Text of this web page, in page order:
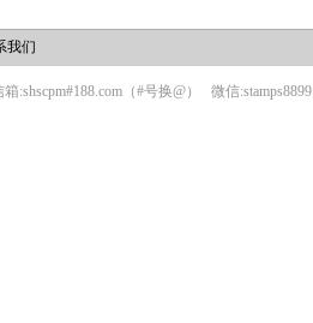
我们
箱:shscpm#188.com（#号换@） 微信:stamps8899